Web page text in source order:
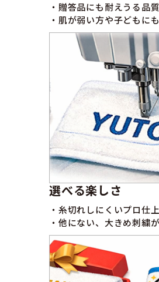
・贈答品にも耐えうる品質
・肌が弱い方や子どもに
選べる楽しさ
・糸切れしにくいプロ仕
・他にない、大きめ刺繍